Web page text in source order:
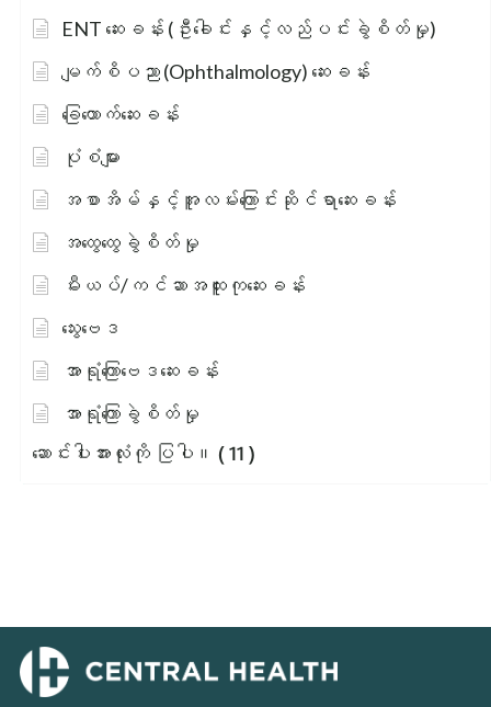
ENT ဆေးခန်း (ဦးခေါင်းနှင့်လည်ပင်းခွဲစိတ်မှု)
မျက်စိပညာ (Ophthalmology) ဆေးခန်း
ခြေထောက်ဆေးခန်း
ပုံစံများ
အစာအိမ်နှင့်အူလမ်းကြောင်းဆိုင်ရာဆေးခန်း
အထွေထွေခွဲစိတ်မှု
မီးယပ်/ကင်ဆာအထူးကုဆေးခန်း
သွေးဗေဒ
အာရုံကြောဗေဒဆေးခန်း
အာရုံကြောခွဲစိတ်မှု
ဆောင်းပါးအားလုံးကို ပြပါ။ ( 11 )